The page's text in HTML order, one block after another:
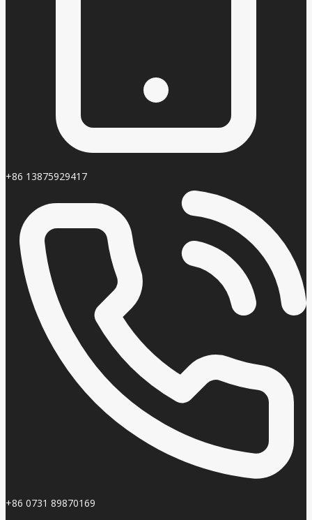
+86 13875929417
+86 0731 89870169